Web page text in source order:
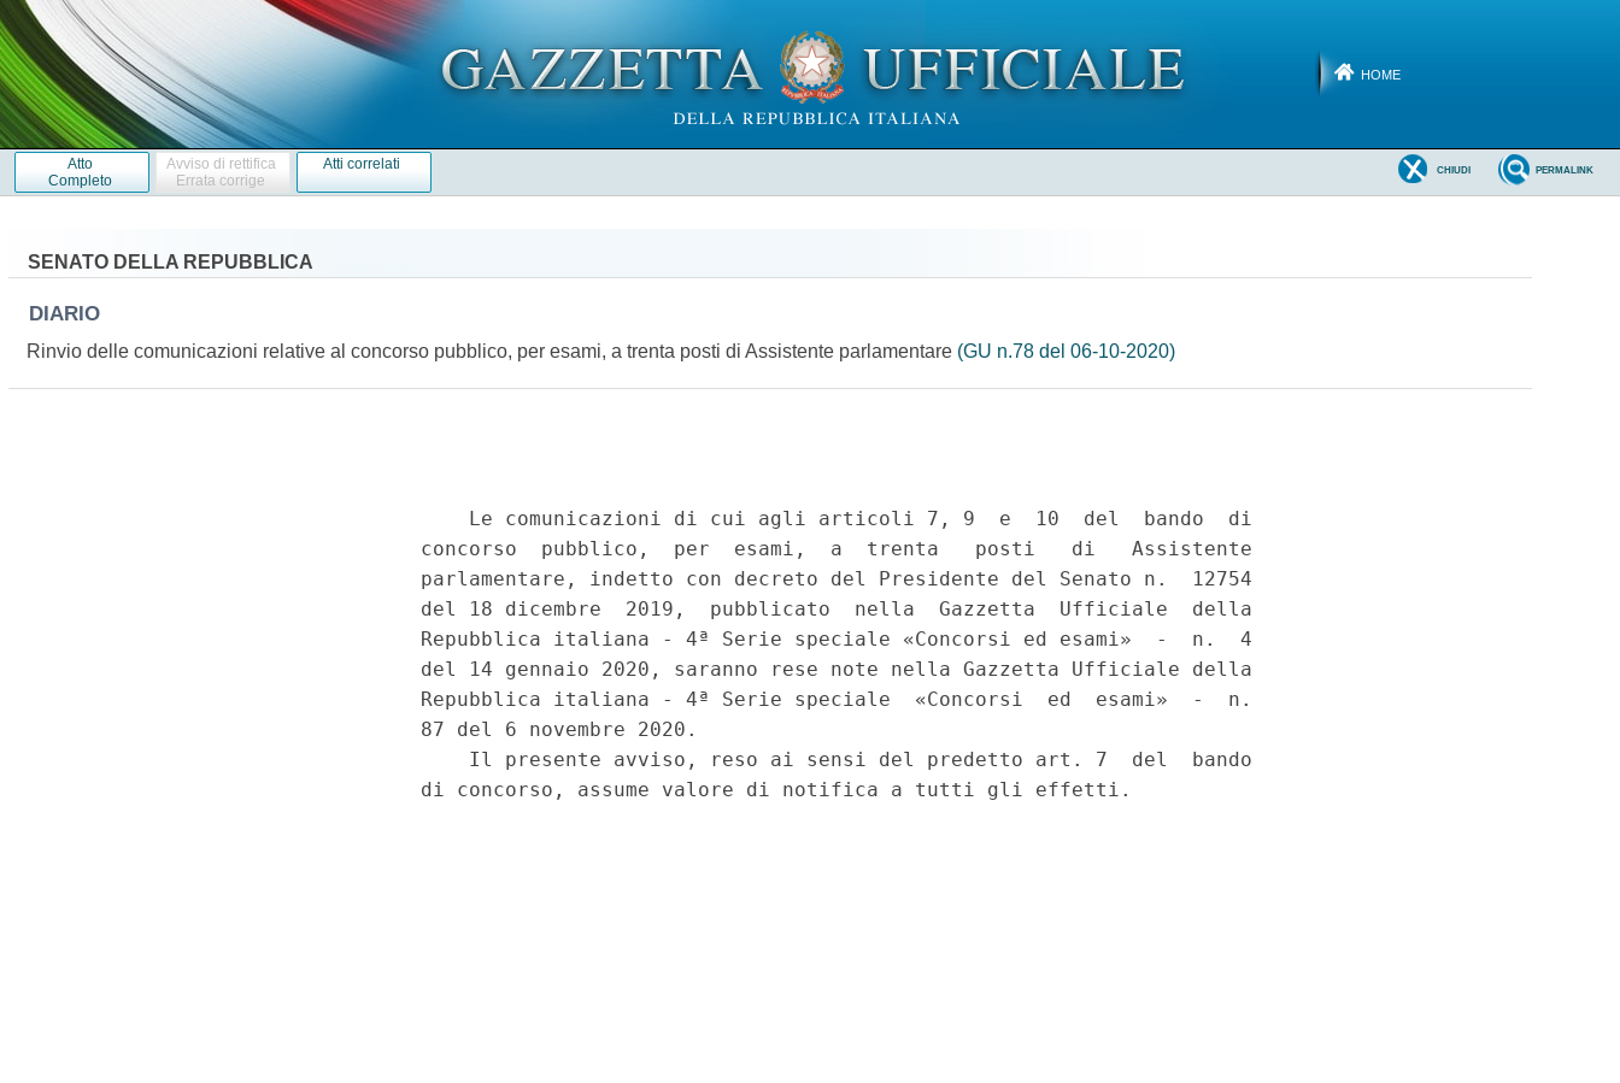
HOME
Atto
Completo
Avviso di rettifica
Errata corrige
Atti correlati PERMALINK
CHIUDI
SENATO DELLA REPUBBLICA
DIARIO
Rinvio delle comunicazioni relative al concorso pubblico, per esami, a trenta posti di Assistente parlamentare (GU n.78 del 06-10-2020)